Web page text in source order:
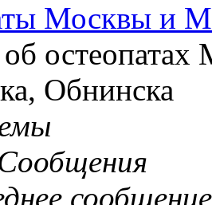
Москвы и
Обнинска
сообщение